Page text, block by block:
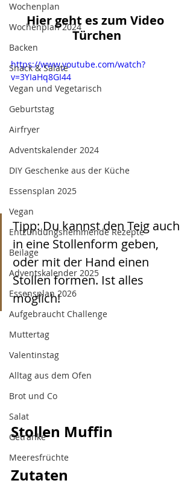
Wochenplan
Wochenplan 2024
Backen
Snack & Salate
Vegan und Vegetarisch
Geburtstag
Airfryer
Adventskalender 2024
DIY Geschenke aus der Küche
Essensplan 2025
Vegan
Entzündungshemmende Rezepte
Beilage
Adventskalender 2025
Essensplan 2026
Aufgebraucht Challenge
Muttertag
Valentinstag
Alltag aus dem Ofen
Brot und Co
Salat
Getränke
Meeresfrüchte
Hier geht es zum Video
Türchen
https://www.youtube.com/watch?
v=3YIaHq8GI44
Tipp: Du kannst den Teig auch
in eine Stollenform geben,
oder mit der Hand einen
Stollen formen. Ist alles
möglich!
Stollen Muffin
Zutaten